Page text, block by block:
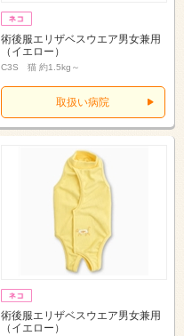
術後服エリザベスウエア男女兼用
（イエロー）
C3S 猫 約1.5kg～
取扱い病院
術後服エリザベスウエア男女兼用
（イエロー）